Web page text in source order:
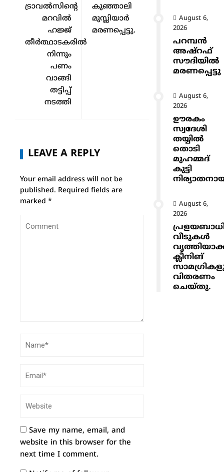
ട്രാവല്‍സിന്റെ
മറവില്‍
ഹജ്ജ്
തീര്‍ത്ഥാടകരില്‍
നിന്നും
പണം
വാങ്ങി
തട്ടിപ്പ്
നടത്തി
കുഞ്ഞാലി
മുസ്ലിയാർ
മരണപ്പെട്ടു.
LEAVE A REPLY
Your email address will not be
published. Required fields are
marked *
Save my name, email, and
website in this browser for the
next time I comment.
August 6,
2026
പറമ്പൻ
അഷ്‌റഫ്
സൗദിയിൽ
മരണപ്പെട്ടു
August 6,
2026
ഊരകം
സ്വദേശി
തയ്യിൽ
തൊടി
മുഹമ്മദ്
കുട്ടി
August 6,
2026
വീടുകൾ
ക്ലീനിങ്
വിതരണം
ചെയ്തു.